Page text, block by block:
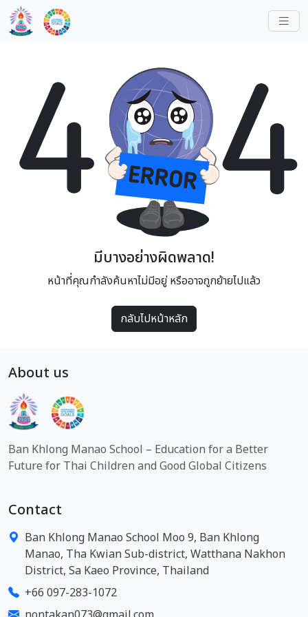
มีบางอย่างผิดพลาด!
หน้าที่คุณกำลังค้นหาไม่มีอยู่ หรืออาจถูกย้ายไปแล้ว
กลับไปหน้าหลัก
About us
Ban Khlong Manao School – Education for a Better
Future for Thai Children and Good Global Citizens
Contact
Ban Khlong Manao School Moo 9, Ban Khlong
Manao, Tha Kwian Sub-district, Watthana Nakhon
District, Sa Kaeo Province, Thailand
+66 097-283-1072